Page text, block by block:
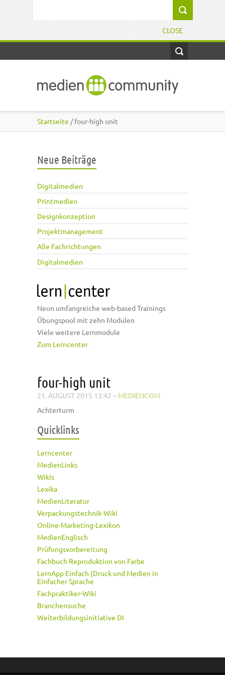
CLOSE
Startseite / four-high unit
Neue Beiträge
Digitalmedien
Printmedien
Designkonzeption
Projektmanagement
Alle Fachrichtungen
Digitalmedien
Neun umfangreiche web-based Trainings
Übungspool mit zehn Modulen
Viele weitere Lernmodule
Zum Lerncenter
four-high unit
21. AUGUST 2015 13:42 – MEDIENCOM
Achterturm
Quicklinks
Lerncenter
MedienLinks
Wikis
Lexika
MedienLiteratur
Verpackungstechnik-Wiki
Online-Marketing-Lexikon
MedienEnglisch
Prüfungsvorbereitung
Fachbuch Reproduktion von Farbe
LernApp Einfach (Druck und Medien in
Einfacher Sprache
Fachpraktiker-Wiki
Branchensuche
Weiterbildungsinitiative DI